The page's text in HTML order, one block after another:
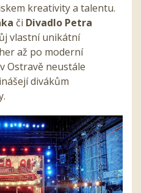
kreativity a talentu.
či Divadlo Petra
vlastní unikátní
až po moderní
Ostravě neustále
divákům